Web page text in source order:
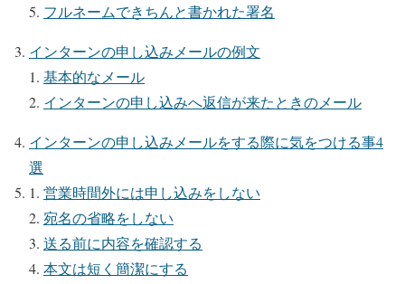
フルネームできちんと書かれた署名
インターンの申し込みメールの例文
基本的なメール
インターンの申し込みへ返信が来たときのメール
インターンの申し込みメールをする際に気をつける事4
選
営業時間外には申し込みをしない
宛名の省略をしない
送る前に内容を確認する
本文は短く簡潔にする